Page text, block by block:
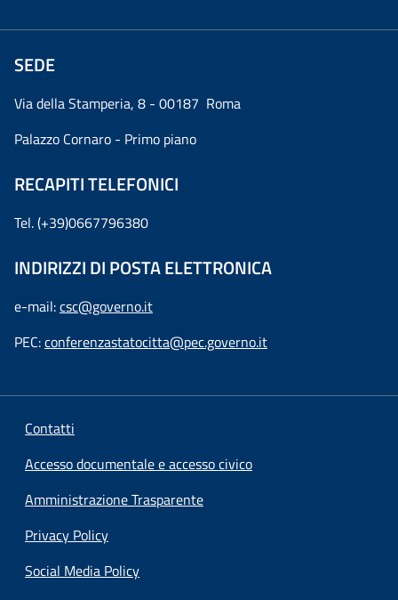
SEDE
Via della Stamperia, 8 - 00187 Roma
Palazzo Cornaro - Primo piano
RECAPITI TELEFONICI
Tel. (+39)0667796380
INDIRIZZI DI POSTA ELETTRONICA
e-mail:csc@governo.it
PEC:conferenzastatocitta@pec.governo.it
Contatti
Accesso documentale e accesso civico
Amministrazione Trasparente
Privacy Policy
Social Media Policy